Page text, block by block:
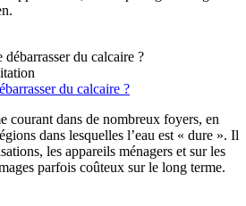
du calcaire ?
courant dans de nombreux foyers, en
dans lesquelles l’eau est « dure ». Il
les appareils ménagers et sur les
parfois coûteux sur le long terme.